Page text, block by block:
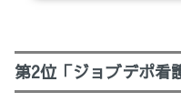
第2位「ジョブデポ看